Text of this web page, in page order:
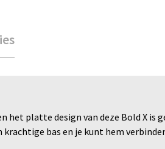
het platte design van deze Bold X is
bas en je kunt hem